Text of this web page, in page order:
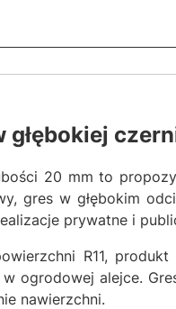
głębokiej
20 mm to
gres w głębokim
prywatne i
R11,
ogrodowej alejce.
nawierzchni.